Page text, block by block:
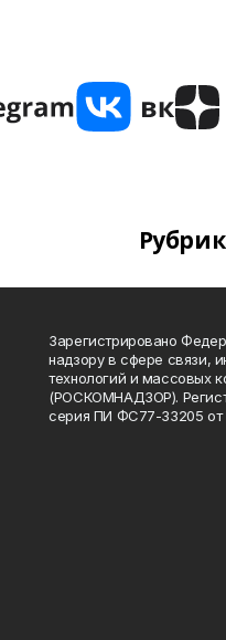
Зарегистрировано
надзору в сфере связи,
технологий и массовых
(РОСКОМНАДЗОР).
серия ПИ ФС77-33205 от